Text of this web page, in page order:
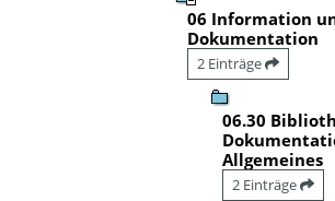
06 Information
Dokumentation
2 Einträge
06.30
Allgemeines
2 Einträge